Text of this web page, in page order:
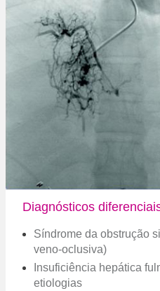
Diagnósticos
Síndrome da obstrução
veno-oclusiva)
Insuficiência hepática
etiologias